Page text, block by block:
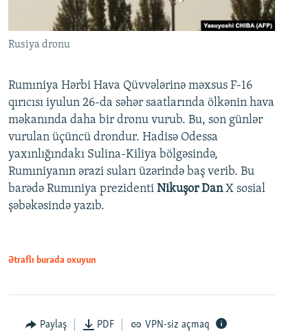
Rusiya dronu
Rumıniya Hərbi Hava Qüvvələrinə məxsus F-16
qırıcısı iyulun 26-da səhər saatlarında ölkənin hava
məkanında daha bir dronu vurub. Bu, son günlər
vurulan üçüncü drondur. Hadisə Odessa
yaxınlığındakı Sulina-Kiliya bölgəsində,
Rumıniyanın ərazi suları üzərində baş verib. Bu
barədə Rumıniya prezidenti Nikuşor DanX sosial
şəbəkəsində yazıb.
Ətraflı burada oxuyun
Paylaş PDF VPN-siz açmaq